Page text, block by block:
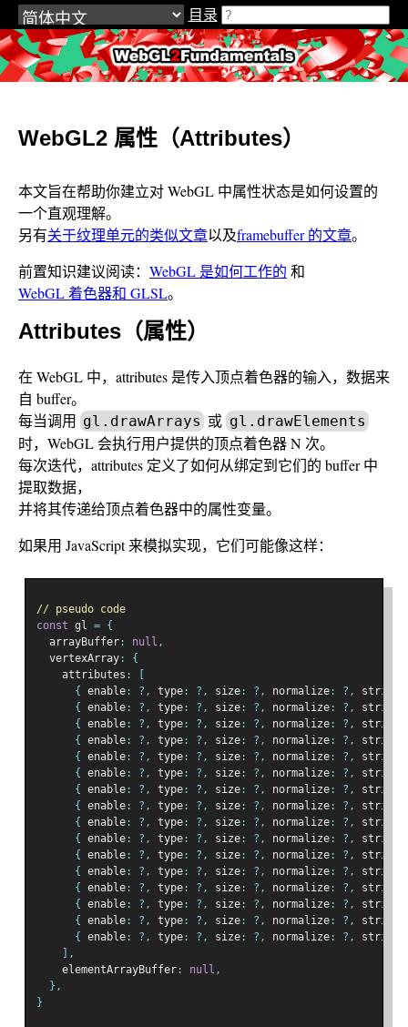
目录
WebGL2Fundamentals.org
WebGL2 属性（Attributes）
本文旨在帮助你建立对 WebGL 中属性状态是如何设置的
一个直观理解。
另有关于纹理单元的类似文章以及framebuffer 的文章。
前置知识建议阅读： WebGL 是如何工作的 和
WebGL 着色器和 GLSL。
Attributes（属性）
在 WebGL 中，attributes 是传入顶点着色器的输入，数据来
自 buffer。
每当调用 gl.drawArrays 或 gl.drawElements
时，WebGL 会执行用户提供的顶点着色器 N 次。
每次迭代，attributes 定义了如何从绑定到它们的 buffer 中
提取数据，
并将其传递给顶点着色器中的属性变量。
如果用 JavaScript 来模拟实现，它们可能像这样：
// pseudo code
const gl = {
  arrayBuffer
: null ,
  vertexArray
:
{
    attributes
:
{
enable: ?, type: ?, size: ?, normalize: ?, stride
{
enable: ?, type: ?, size: ?, normalize: ?, stride
{
enable: ?, type: ?, size: ?, normalize: ?, stride
{
enable: ?, type: ?, size: ?, normalize: ?, stride
{
enable: ?, type: ?, size: ?, normalize: ?, stride
{
enable: ?, type: ?, size: ?, normalize: ?, stride
{
enable: ?, type: ?, size: ?, normalize: ?, stride
{
enable: ?, type: ?, size: ?, normalize: ?, stride
{
enable: ?, type: ?, size: ?, normalize: ?, stride
{
enable: ?, type: ?, size: ?, normalize: ?, stride
{
enable: ?, type: ?, size: ?, normalize: ?, stride
{
enable: ?, type: ?, size: ?, normalize: ?, stride
{
enable: ?, type: ?, size: ?, normalize: ?, stride
{
enable: ?, type: ?, size: ?, normalize: ?, stride
{
enable: ?, type: ?, size: ?, normalize: ?, stride
{
enable: ?, type: ?, size: ?, normalize: ?, stride
],
    elementArrayBuffer
: null ,
},
}